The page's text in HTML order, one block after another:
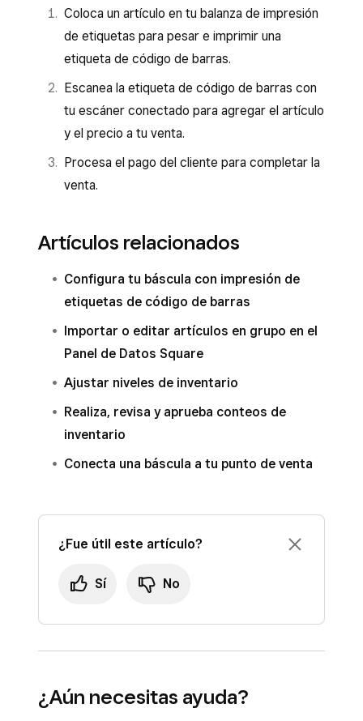
Coloca un artículo en tu balanza de impresión
de etiquetas para pesar e imprimir una
etiqueta de código de barras.
Escanea la etiqueta de código de barras con
tu escáner conectado para agregar el artículo
y el precio a tu venta.
Procesa el pago del cliente para completar la
venta.
Artículos relacionados
Configura tu báscula con impresión de
etiquetas de código de barras
Importar o editar artículos en grupo en el
Panel de Datos Square
Ajustar niveles de inventario
Realiza, revisa y aprueba conteos de
inventario
Conecta una báscula a tu punto de venta
¿Fue útil este artículo?
Sí No
¿Aún necesitas ayuda?